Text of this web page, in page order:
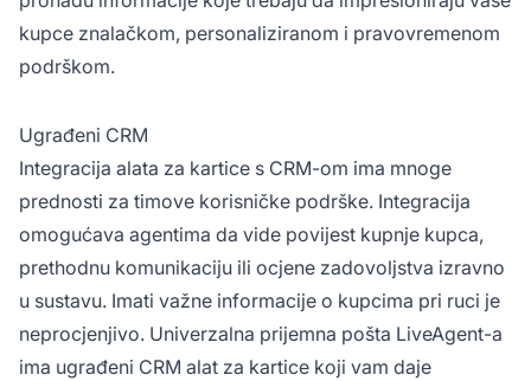
kupce znalačkom, personaliziranom i pravovremenom
podrškom.
Ugrađeni CRM
Integracija alata za kartice s CRM-om ima mnoge
prednosti za timove korisničke podrške. Integracija
omogućava agentima da vide povijest kupnje kupca,
prethodnu komunikaciju ili ocjene zadovoljstva izravno
u sustavu. Imati važne informacije o kupcima pri ruci je
neprocjenjivo. Univerzalna prijemna pošta LiveAgent-a
ima ugrađeni CRM alat za kartice koji vam daje